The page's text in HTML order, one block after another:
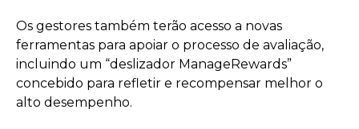
Os gestores também terão acesso a novas
ferramentas para apoiar o processo de avaliação,
incluindo um “deslizador ManageRewards”
concebido para refletir e recompensar melhor o
alto desempenho.